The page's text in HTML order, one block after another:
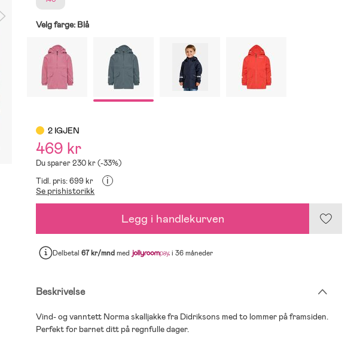
Velg farge: Blå
2 IGJEN
469 kr
Du sparer 230 kr (-33%)
Tidl. pris: 699 kr
i
Se prishistorikk
Legg i handlekurven
Delbetal67 kr/mnd med i 36 måneder
Beskrivelse
Vind- og vanntett Norma skalljakke fra Didriksons med to lommer på framsiden.
Perfekt for barnet ditt på regnfulle dager.